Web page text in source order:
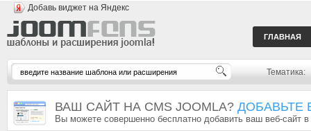
Добавь виджет на Яндекс
ГЛАВНАЯ
Тематика:
ВАШ САЙТ НА CMS JOOMLA? ДОБАВЬТЕ
Вы можете совершенно бесплатно добавить ваш веб-сайт